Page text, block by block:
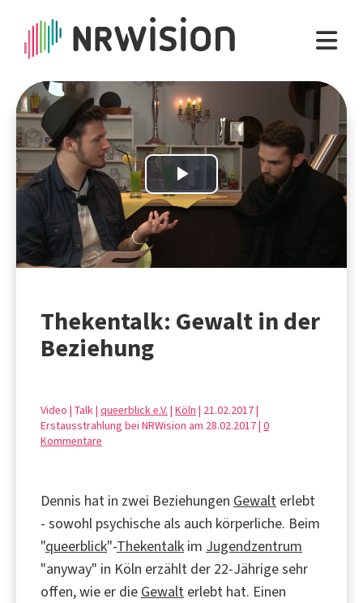
Play
Thekentalk: Gewalt in der
Beziehung
Video | Talk | queerblick e.V. | Köln | 21.02.2017 |
Erstausstrahlung bei NRWision am 28.02.2017 | 0
Kommentare
Dennis hat in zwei Beziehungen Gewalt erlebt
- sowohl psychische als auch körperliche. Beim
"queerblick"-Thekentalk im Jugendzentrum
"anyway" in Köln erzählt der 22-Jährige sehr
offen, wie er die Gewalt erlebt hat. Einen